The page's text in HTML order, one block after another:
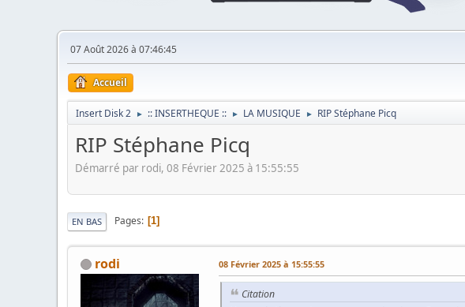
07 Août 2026 à 07:46:45
Accueil
Insert Disk 2 ► :: INSERTHEQUE :: ► LA MUSIQUE ► RIP Stéphane Picq
RIP Stéphane Picq
Démarré par rodi, 08 Février 2025 à 15:55:55
EN BAS Pages 1
rodi 08 Février 2025 à 15:55:55
Citation